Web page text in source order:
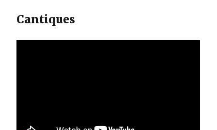
Cantiques